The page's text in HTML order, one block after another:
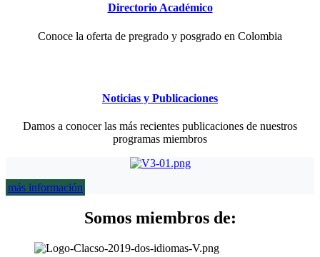
Directorio Académico
Conoce la oferta de pregrado y posgrado en Colombia
Noticias y Publicaciones
Damos a conocer las más recientes publicaciones de nuestros
programas miembros
más información
Somos miembros de: